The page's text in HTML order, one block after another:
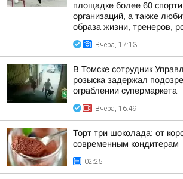
площадке более 60
организаций, а также
образа жизни, тренеров,
Вчера, 17:13
В Томске сотрудник
розыска задержал
ограблении супермаркета
Вчера, 16:49
Торт три шоколада: от
современным кондитерам
02:25